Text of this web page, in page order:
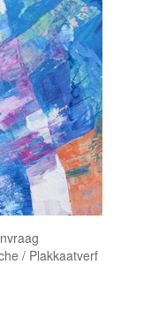
/ Plakkaatverf